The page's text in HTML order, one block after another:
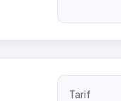
Tarif